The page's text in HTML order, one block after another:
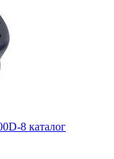
8 каталог